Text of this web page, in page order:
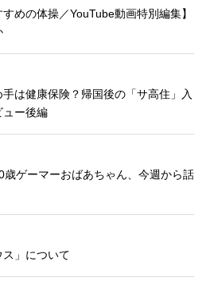
めの体操／YouTube動画特別編集】
手は健康保険？帰国後の「サ高住」入
ュー後編
歳ゲーマーおばあちゃん、今週から話
ス」について